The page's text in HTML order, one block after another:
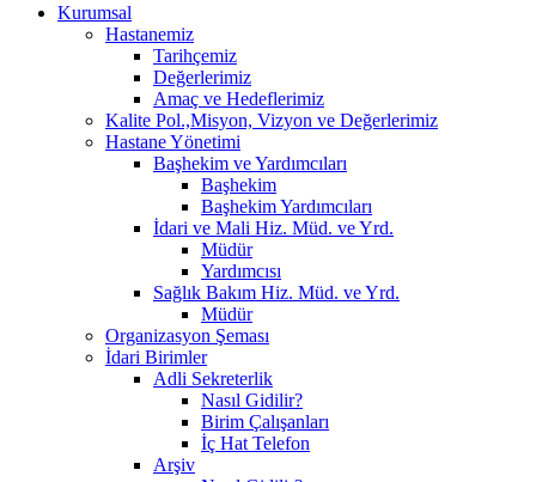
Kurumsal
Hastanemiz
Tarihçemiz
Değerlerimiz
Amaç ve Hedeflerimiz
Kalite Pol.,Misyon, Vizyon ve Değerlerimiz
Hastane Yönetimi
Başhekim ve Yardımcıları
Başhekim
Başhekim Yardımcıları
İdari ve Mali Hiz. Müd. ve Yrd.
Müdür
Yardımcısı
Sağlık Bakım Hiz. Müd. ve Yrd.
Müdür
Organizasyon Şeması
İdari Birimler
Adli Sekreterlik
Nasıl Gidilir?
Birim Çalışanları
İç Hat Telefon
Arşiv